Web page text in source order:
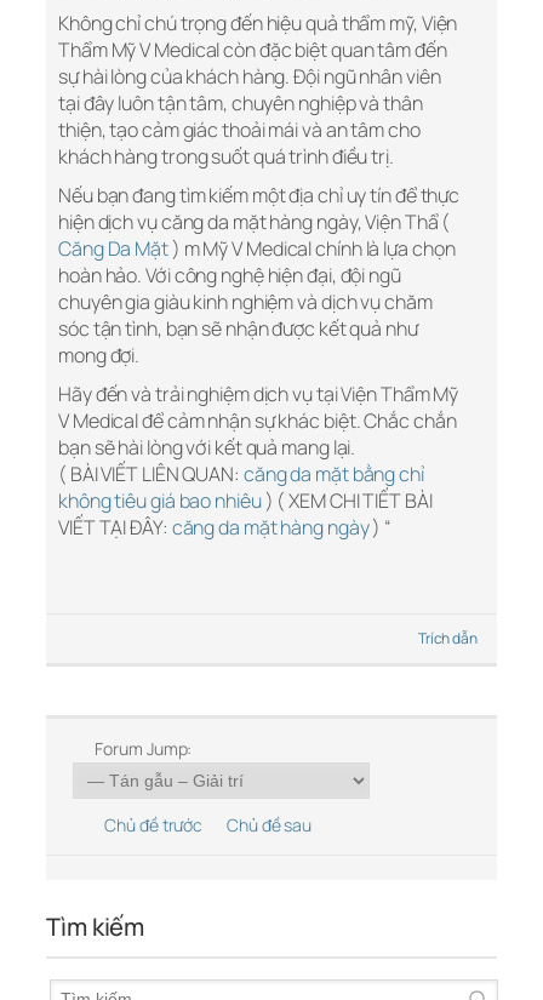
Không chỉ chú trọng đến hiệu quả thẩm mỹ, Viện
Thẩm Mỹ V Medical còn đặc biệt quan tâm đến
sự hài lòng của khách hàng. Đội ngũ nhân viên
tại đây luôn tận tâm, chuyên nghiệp và thân
thiện, tạo cảm giác thoải mái và an tâm cho
khách hàng trong suốt quá trình điều trị.
Nếu bạn đang tìm kiếm một địa chỉ uy tín để thực
hiện dịch vụ căng da mặt hàng ngày, Viện Thẩ (
Căng Da Mặt) m Mỹ V Medical chính là lựa chọn
hoàn hảo. Với công nghệ hiện đại, đội ngũ
chuyên gia giàu kinh nghiệm và dịch vụ chăm
sóc tận tình, bạn sẽ nhận được kết quả như
mong đợi.
Hãy đến và trải nghiệm dịch vụ tại Viện Thẩm Mỹ
V Medical để cảm nhận sự khác biệt. Chắc chắn
bạn sẽ hài lòng với kết quả mang lại.
( BÀI VIẾT LIÊN QUAN: căng da mặt bằng chỉ
không tiêu giá bao nhiêu) ( XEM CHI TIẾT BÀI
VIẾT TẠI ĐÂY: căng da mặt hàng ngày) “
Trích dẫn
Forum Jump:
Chủ đề trước Chủ đề sau
Tìm kiếm